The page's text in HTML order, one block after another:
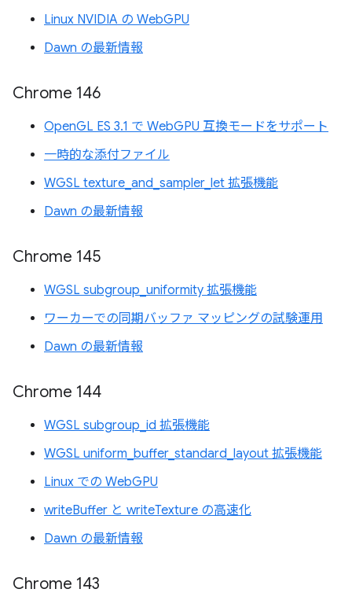
Linux NVIDIA の WebGPU
Dawn の最新情報
Chrome 146
OpenGL ES 3.1 で WebGPU 互換モードをサポート
一時的な添付ファイル
WGSL texture_and_sampler_let 拡張機能
Dawn の最新情報
Chrome 145
WGSL subgroup_uniformity 拡張機能
ワーカーでの同期バッファ マッピングの試験運用
Dawn の最新情報
Chrome 144
WGSL subgroup_id 拡張機能
WGSL uniform_buffer_standard_layout 拡張機能
Linux での WebGPU
writeBuffer と writeTexture の高速化
Dawn の最新情報
Chrome 143